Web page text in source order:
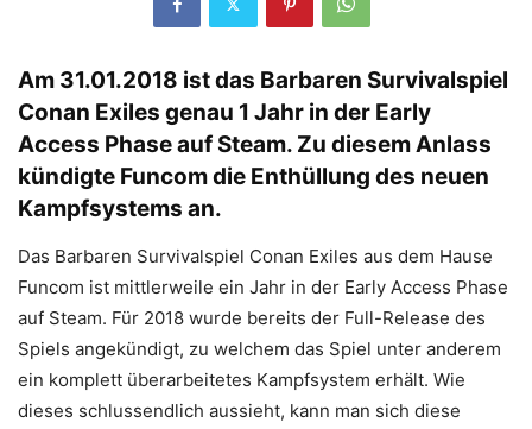
Am 31.01.2018 ist das Barbaren Survivalspiel
Conan Exiles genau 1 Jahr in der Early
Access Phase auf Steam. Zu diesem Anlass
kündigte Funcom die Enthüllung des neuen
Kampfsystems an.
Das Barbaren Survivalspiel Conan Exiles aus dem Hause
Funcom ist mittlerweile ein Jahr in der Early Access Phase
auf Steam. Für 2018 wurde bereits der Full-Release des
Spiels angekündigt, zu welchem das Spiel unter anderem
ein komplett überarbeitetes Kampfsystem erhält. Wie
dieses schlussendlich aussieht, kann man sich diese